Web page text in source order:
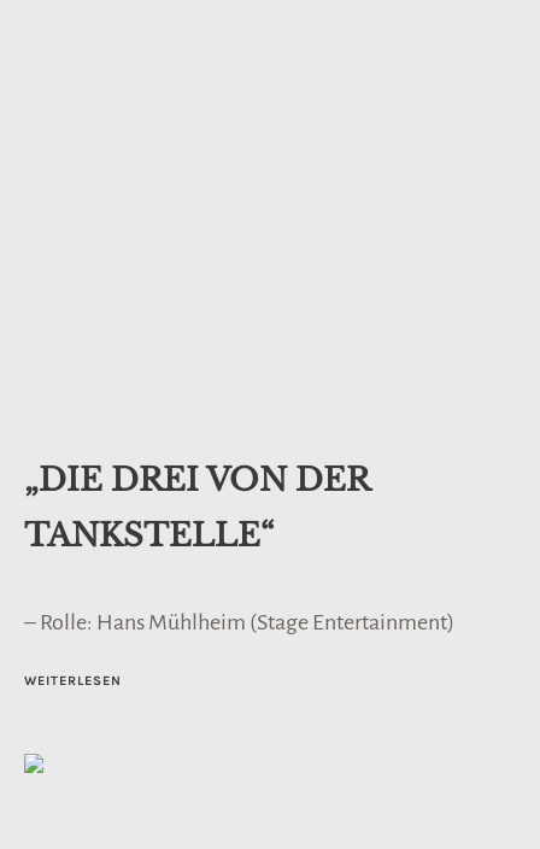
„DIE DREI VON DER
TANKSTELLE“
– Rolle: Hans Mühlheim (Stage Entertainment)
WEITERLESEN